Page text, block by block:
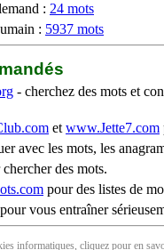
: 24 mots
: 5937 mots
- cherchez des mots et
et www.Jette7.com
avec les mots, les
des mots.
pour des listes de
pour vous entraîner
informatiques, cliquez pour en